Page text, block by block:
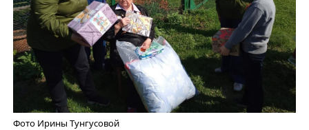
Фото Ирины Тунгусовой